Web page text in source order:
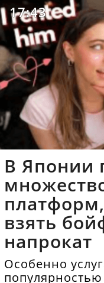
17:43
В Японии
взять
напрокат
Особенно